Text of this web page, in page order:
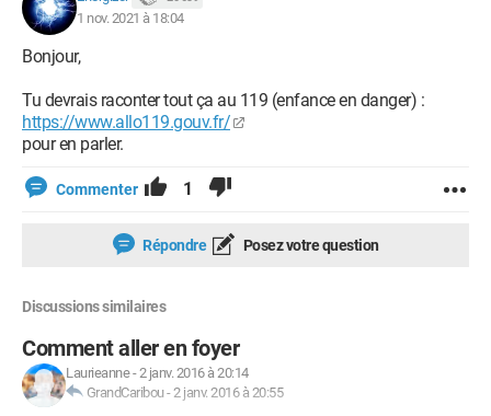
1 nov. 2021 à 18:04
Bonjour,
Tu devrais raconter tout ça au 119 (enfance en danger) :
https://www.allo119.gouv.fr/
pour en parler.
Commenter 1
Répondre Posez votre question
Discussions similaires
Comment aller en foyer
Laurieanne-2 janv. 2016 à 20:14
GrandCaribou-2 janv. 2016 à 20:55